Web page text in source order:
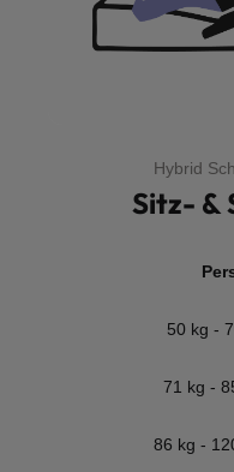
Hybrid
Sitz- &
50 kg -
71 kg -
86 kg -